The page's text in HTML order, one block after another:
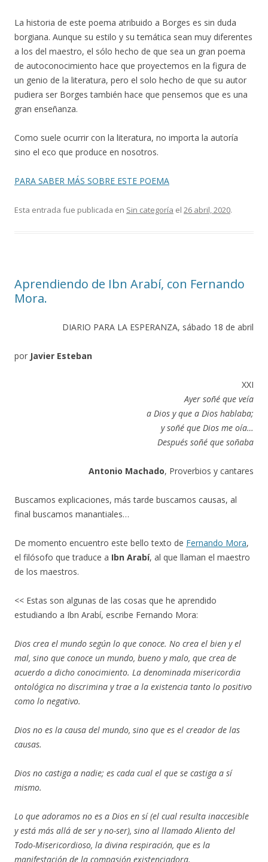
La historia de este poema atribuido a Borges es sin duda
borgiana. Aunque su estilo y su temática sean muy diferentes
a los del maestro, el sólo hecho de que sea un gran poema
de autoconocimiento hace que proyectemos en la figura de
un genio de la literatura, pero el solo hecho de que su autor
pudiera ser Borges también hace que pensemos que es una
gran enseñanza.
Como suele ocurrir con la literatura, no importa la autoría
sino el eco que produce en nosotros.
PARA SABER MÁS SOBRE ESTE POEMA
Esta entrada fue publicada en Sin categoría el 26 abril, 2020.
Aprendiendo de Ibn Arabí, con Fernando
Mora.
DIARIO PARA LA ESPERANZA, sábado 18 de abril
por Javier Esteban
XXI
Ayer soñé que veía
a Dios y que a Dios hablaba;
y soñé que Dios me oía…
Después soñé que soñaba
Antonio Machado, Proverbios y cantares
Buscamos explicaciones, más tarde buscamos causas, al
final buscamos manantiales…
De momento encuentro este bello texto de Fernando Mora,
el filósofo que traduce a Ibn Arabí, al que llaman el maestro
de los maestros.
<< Estas son algunas de las cosas que he aprendido
estudiando a Ibn Arabí, escribe Fernando Mora:
Dios crea el mundo según lo que conoce. No crea el bien y el
mal, sino que conoce un mundo, bueno y malo, que crea de
acuerdo a dicho conocimiento. La denominada misericordia
ontológica no discrimina y trae a la existencia tanto lo positivo
como lo negativo.
Dios no es la causa del mundo, sino que es el creador de las
causas.
Dios no castiga a nadie; es cada cual el que se castiga a sí
mismo.
Lo que adoramos no es a Dios en sí (el cual resulta inaccesible
y está más allá de ser y no-ser), sino al llamado Aliento del
Todo-Misericordioso, la divina respiración, que es la
manifestación de la compasión existenciadora.